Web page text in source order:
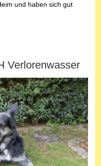
und haben sich gut
Verlorenwasser